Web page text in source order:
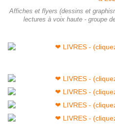
Affiches et flyers (dessins et
lectures à voix haute - groupe